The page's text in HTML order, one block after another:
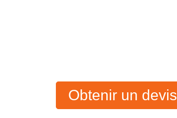
Obtenir un devis